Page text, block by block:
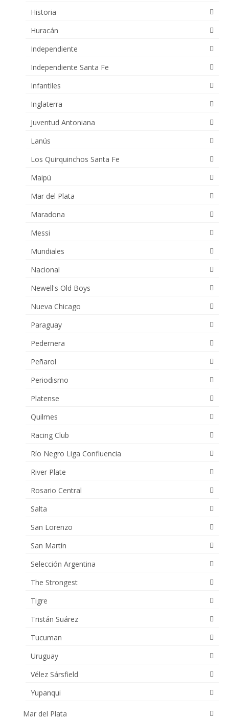
Historia
Huracán
Independiente
Independiente Santa Fe
Infantiles
Inglaterra
Juventud Antoniana
Lanús
Los Quirquinchos Santa Fe
Maipú
Mar del Plata
Maradona
Messi
Mundiales
Nacional
Newell's Old Boys
Nueva Chicago
Paraguay
Pedernera
Peñarol
Periodismo
Platense
Quilmes
Racing Club
Río Negro Liga Confluencia
River Plate
Rosario Central
Salta
San Lorenzo
San Martín
Selección Argentina
The Strongest
Tigre
Tristán Suárez
Tucuman
Uruguay
Vélez Sársfield
Yupanqui
Mar del Plata